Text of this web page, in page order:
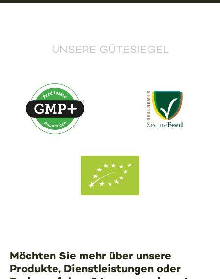
UNSERE GÜTESIEGEL
Möchten Sie mehr über unsere
Produkte, Dienstleistungen oder